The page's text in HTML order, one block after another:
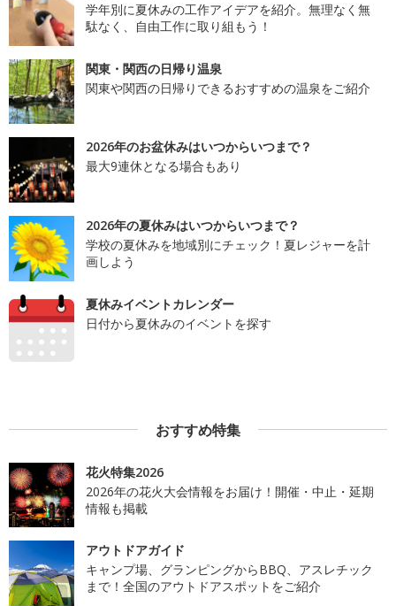
学年別に夏休みの工作アイデアを紹介。無理なく無
駄なく、自由工作に取り組もう！
関東・関西の日帰り温泉
関東や関西の日帰りできるおすすめの温泉をご紹介
2026年のお盆休みはいつからいつまで？
最大9連休となる場合もあり
2026年の夏休みはいつからいつまで？
学校の夏休みを地域別にチェック！夏レジャーを計
画しよう
夏休みイベントカレンダー
日付から夏休みのイベントを探す
おすすめ特集
花火特集2026
2026年の花火大会情報をお届け！開催・中止・延期
情報も掲載
アウトドアガイド
キャンプ場、グランピングからBBQ、アスレチック
まで！全国のアウトドアスポットをご紹介